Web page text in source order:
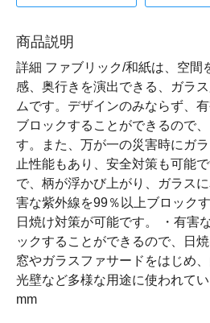
商品説明
詳細 ファブリック/和紙は、空間
感、奥行きを演出できる、ガラ
ムです。デザインのみならず、
ブロックすることができるので
す。また、万が一の災害時にガ
止性能もあり、安全対策も可能
で、柄が浮かび上がり、ガラス
害な紫外線を99％以上ブロック
日焼け対策が可能です。 ・有害
ックすることができるので、日
窓やガラスファサードをはじめ
光壁など多様な用途に使われて
mm